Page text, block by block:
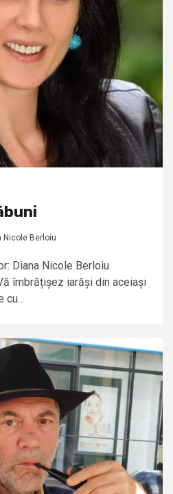
Nicole Berloiu
Diana Nicole Berloiu
îmbrățișez iarăși din aceiași
cu...